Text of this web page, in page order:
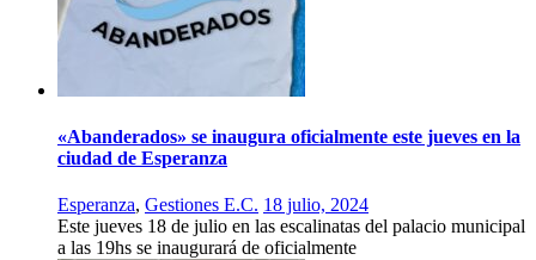
«Abanderados» se inaugura oficialmente este jueves en la
ciudad de Esperanza
Esperanza, Gestiones E.C. 18 julio, 2024
Este jueves 18 de julio en las escalinatas del palacio municipal
a las 19hs se inaugurará de oficialmente